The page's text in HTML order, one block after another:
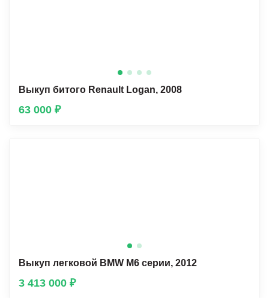
Выкуп битого Renault Lоgan, 2008
63 000 ₽
Выкуп легковой BMW М6 серии, 2012
3 413 000 ₽